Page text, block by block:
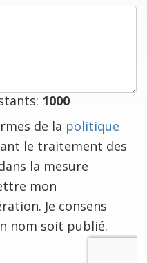
1000
de la politique
le traitement des
la mesure
mon
Je consens
nom soit publié.